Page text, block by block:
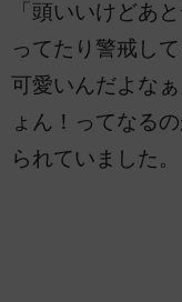
「頭いいけどあ
ってたり警戒し
可愛いんだよな
ょん！ってなる
られていました。